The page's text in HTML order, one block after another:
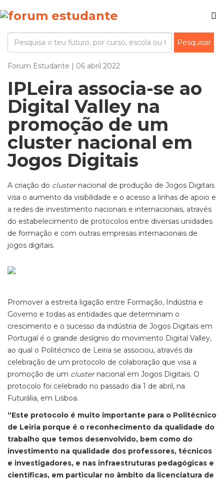
Forum Estudante | 06 abril 2022
IPLeira associa-se ao
Digital Valley na
promoção de um
cluster nacional em
Jogos Digitais
A criação do cluster nacional de produção de Jogos Digitais
visa o aumento da visibilidade e o acesso a linhas de apoio e
a redes de investimento nacionais e internacionais, através
do estabelecimento de protocolos entre diversas unidades
de formação e com outras empresas internacionais de
jogos digitais.
Promover a estreita ligação entre Formação, Indústria e
Governo e todas as entidades que determinam o
crescimento e o sucesso da indústria de Jogos Digitais em
Portugal é o grande desígnio do movimento Digital Valley,
ao qual o Politécnico de Leiria se associou, através da
celebração de um protocolo de colaboração que visa a
promoção de um cluster nacional em Jogos Digitais. O
protocolo foi celebrado no passado dia 1 de abril, na
Futurália, em Lisboa.
“Este protocolo é muito importante para o Politécnico
de Leiria porque é o reconhecimento da qualidade do
trabalho que temos desenvolvido, bem como do
investimento na qualidade dos professores, técnicos
e investigadores, e nas infraestruturas pedagógicas e
científicas, em particular no âmbito da licenciatura de